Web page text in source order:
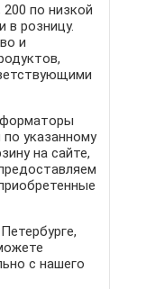
по низкой
в розницу.
и
указанному
на сайте,
с нашего